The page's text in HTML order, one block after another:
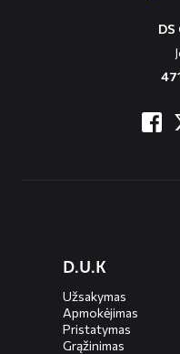
DS
menusD.U.K
Užsakymas
Apmokėjimas
Pristatymas
Grąžinimas